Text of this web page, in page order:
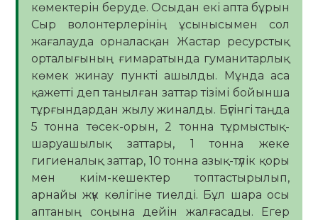
көмектерін беруде. Осыдан екі апта бұрын
Сыр волонтерлерінің ұсынысымен сол
жағалауда орналасқан Жастар ресурстық
орталығының ғимаратында гуманитарлық
көмек жинау пункті ашылды. Мұнда аса
қажетті деп танылған заттар тізімі бойынша
тұрғындардан жылу жиналды. Бүгінгі таңда
5 тонна төсек-орын, 2 тонна тұрмыстық-
шаруашылық заттары, 1 тонна жеке
гигиеналық заттар, 10 тонна азық-түлік қоры
мен киім-кешектер топтастырылып,
арнайы жүк көлігіне тиелді. Бұл шара осы
аптаның соңына дейін жалғасады. Егер